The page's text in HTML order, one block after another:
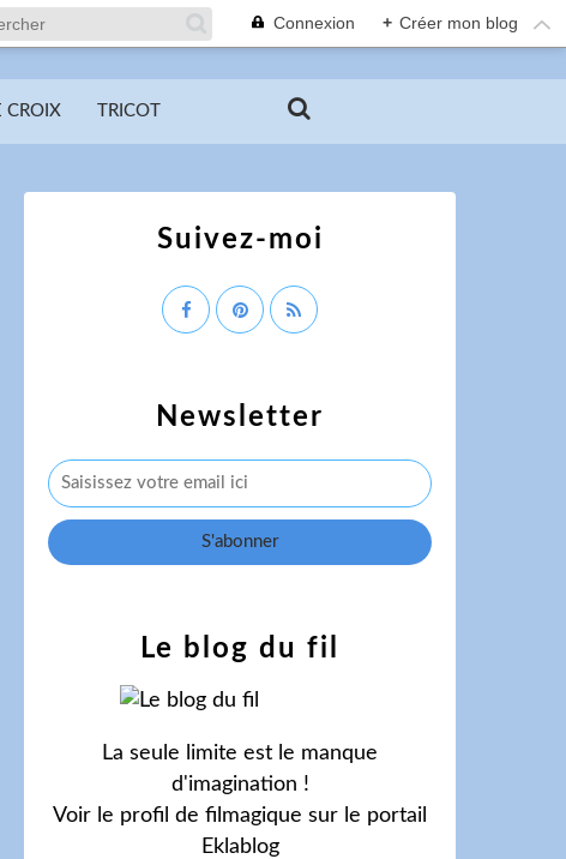
Connexion + Créer mon blog
CROIX TRICOT
Newsletter
Le blog du fil
La seule limite est le manque
d'imagination !
Voir le profil de filmagique sur le portail
Eklablog
Suivez-moi